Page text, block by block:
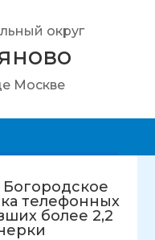
округ
Москве
телефонных
более 2,2